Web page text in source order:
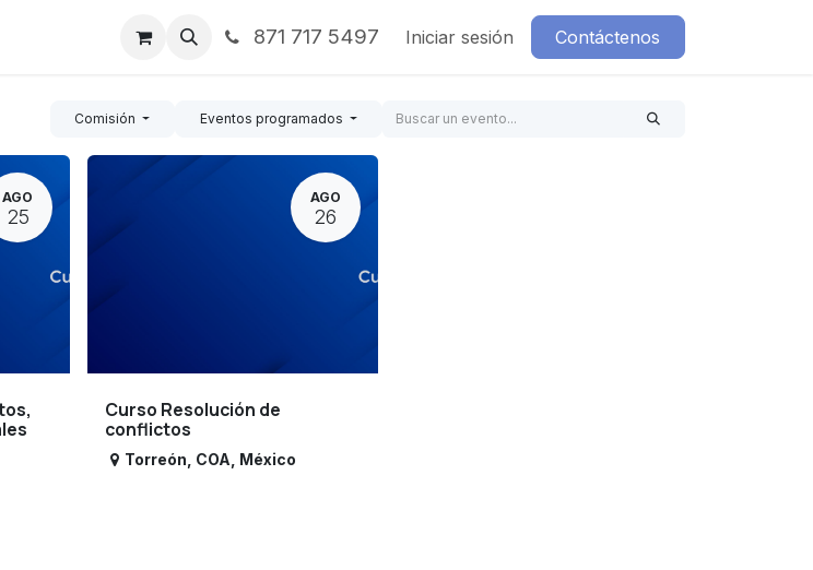
Noticias Contáctenos871 717 5497 Iniciar sesión Contáctenos
Comisión Eventos programados
AGO
25
AGO
26
Curso Resolución de
conflictos
Torreón COA México